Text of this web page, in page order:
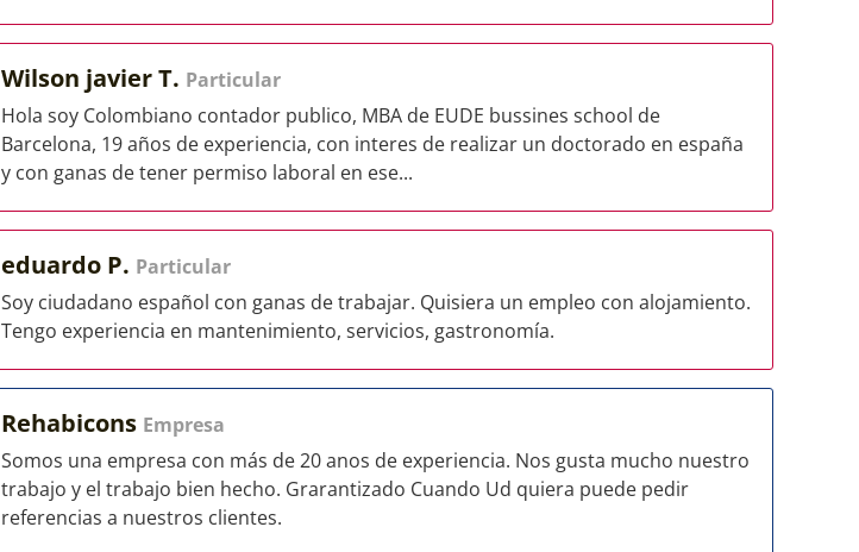
Wilson javier T. Particular
Hola soy Colombiano contador publico, MBA de EUDE bussines school de
Barcelona, 19 años de experiencia, con interes de realizar un doctorado en españa
y con ganas de tener permiso laboral en ese...
eduardo P. Particular
Soy ciudadano español con ganas de trabajar. Quisiera un empleo con alojamiento.
Tengo experiencia en mantenimiento, servicios, gastronomía.
Rehabicons Empresa
Somos una empresa con más de 20 anos de experiencia. Nos gusta mucho nuestro
trabajo y el trabajo bien hecho. Grarantizado Cuando Ud quiera puede pedir
referencias a nuestros clientes.